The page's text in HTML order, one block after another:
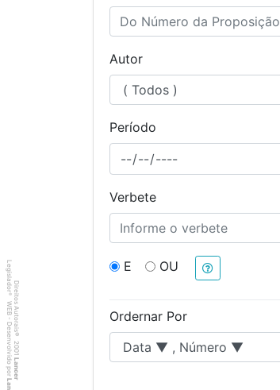
Autor
Período
Verbete
E OU
Ordernar Por
Direitos Autorais
©
2001
Lancer
Legislador
®
WEB - Desenvolvido por